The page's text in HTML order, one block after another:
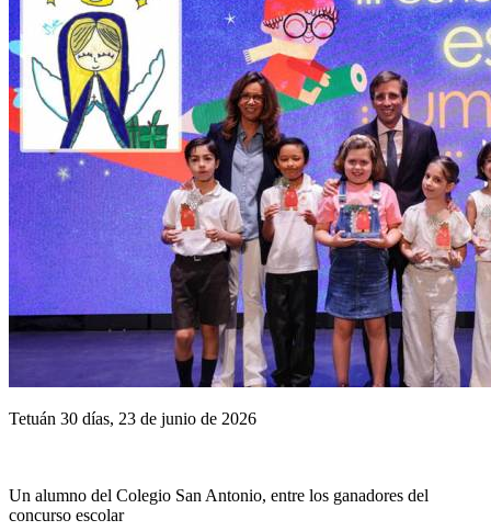
Tetuán 30 días, 23 de junio de 2026
Un alumno del Colegio San Antonio, entre los ganadores del
concurso escolar